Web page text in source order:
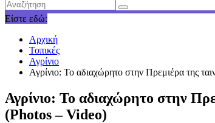
Είστε εδώ:
Αρχική
Τοπικές
Αγρίνιο
Αγρίνιο: Το αδιαχώρητο στην Πρεμιέρα της
Αγρίνιο: Το αδιαχώρητο στην
(Photos – Video)